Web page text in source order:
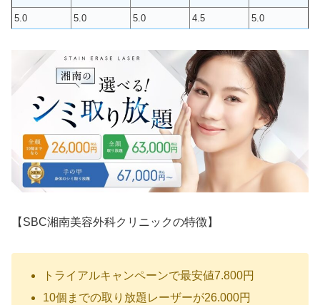
5.0 5.0 5.0 4.5 5.0
【SBC湘南美容外科クリニックの特徴】
トライアルキャンペーンで最安値7.800円
10個までの取り放題レーザーが26.000円